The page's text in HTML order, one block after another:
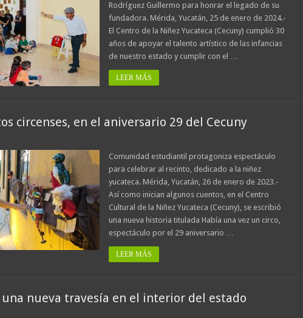
Rodríguez Guillermo para honrar el legado de su
fundadora. Mérida, Yucatán, 25 de enero de 2024.-
El Centro de la Niñez Yucateca (Cecuny) cumplió 30
años de apoyar el talento artístico de las infancias
de nuestro estado y cumplir con el …
LEER MÁS
circenses, en el aniversario 29 del Cecuny
Comunidad estudiantil protagoniza espectáculo
para celebrar al recinto, dedicado a la niñez
yucateca. Mérida, Yucatán, 26 de enero de 2023.-
Así como inician algunos cuentos, en el Centro
Cultural de la Niñez Yucateca (Cecuny), se escribió
una nueva historia titulada Había una vez un circo,
espectáculo por el 29 aniversario …
LEER MÁS
una nueva travesía en el interior del estado